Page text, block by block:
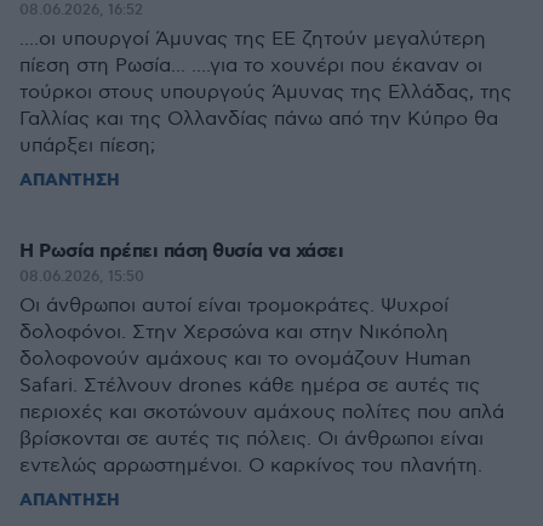
08.06.2026, 16:52
....οι υπουργοί Άμυνας της ΕΕ ζητούν μεγαλύτερη
πίεση στη Ρωσία... ....για το χουνέρι που έκαναν οι
τούρκοι στους υπουργούς Άμυνας της Ελλάδας, της
Γαλλίας και της Ολλανδίας πάνω από την Κύπρο θα
υπάρξει πίεση;
ΑΠΑΝΤΗΣΗ
Η Ρωσία πρέπει πάση θυσία να χάσει
08.06.2026, 15:50
Οι άνθρωποι αυτοί είναι τρομοκράτες. Ψυχροί
δολοφόνοι. Στην Χερσώνα και στην Νικόπολη
δολοφονούν αμάχους και το ονομάζουν Human
Safari. Στέλνουν drones κάθε ημέρα σε αυτές τις
περιοχές και σκοτώνουν αμάχους πολίτες που απλά
βρίσκονται σε αυτές τις πόλεις. Οι άνθρωποι είναι
εντελώς αρρωστημένοι. Ο καρκίνος του πλανήτη.
ΑΠΑΝΤΗΣΗ